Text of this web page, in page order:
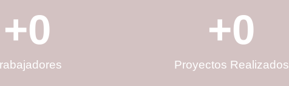
+0
Proyectos Realizados
+0